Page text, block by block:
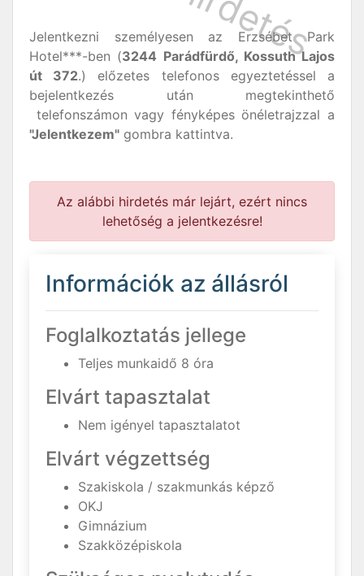
Jelentkezni személyesen az Erzsébet Park
Hotel***-ben (3244 Parádfürdő, Kossuth Lajos
út 372.) előzetes telefonos egyeztetéssel a
bejelentkezés után megtekinthető
telefonszámon vagy fényképes önéletrajzzal a
"Jelentkezem" gombra kattintva.
Az alábbi hirdetés már lejárt, ezért nincs
lehetőség a jelentkezésre!
Információk az állásról
Foglalkoztatás jellege
Teljes munkaidő 8 óra
Elvárt tapasztalat
Nem igényel tapasztalatot
Elvárt végzettség
Szakiskola / szakmunkás képző
OKJ
Gimnázium
Szakközépiskola